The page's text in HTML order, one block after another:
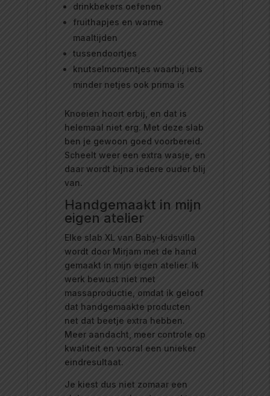
drinkbekers oefenen
fruithapjes en warme
maaltijden
tussendoortjes
knutselmomentjes waarbij iets
minder netjes ook prima is
Knoeien hoort erbij, en dat is
helemaal niet erg. Met deze slab
ben je gewoon goed voorbereid.
Scheelt weer een extra wasje, en
daar wordt bijna iedere ouder blij
van.
Handgemaakt in mijn
eigen atelier
Elke slab XL van Baby-kidsvilla
wordt door Mirjam met de hand
gemaakt in mijn eigen atelier. Ik
werk bewust niet met
massaproductie, omdat ik geloof
dat handgemaakte producten
net dat beetje extra hebben.
Meer aandacht, meer controle op
kwaliteit en vooral een unieker
eindresultaat.
Je kiest dus niet zomaar een